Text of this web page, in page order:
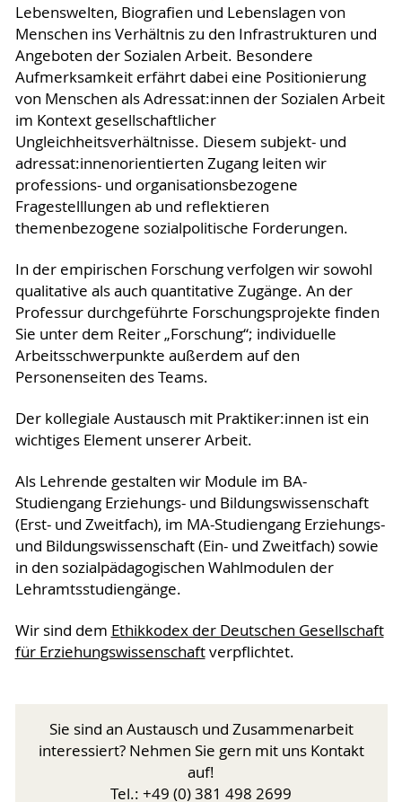
Lebenswelten, Biografien und Lebenslagen von
Menschen ins Verhältnis zu den Infrastrukturen und
Angeboten der Sozialen Arbeit. Besondere
Aufmerksamkeit erfährt dabei eine Positionierung
von Menschen als Adressat:innen der Sozialen Arbeit
im Kontext gesellschaftlicher
Ungleichheitsverhältnisse. Diesem subjekt- und
adressat:innenorientierten Zugang leiten wir
professions- und organisationsbezogene
Fragestelllungen ab und reflektieren
themenbezogene sozialpolitische Forderungen.
In der empirischen Forschung verfolgen wir sowohl
qualitative als auch quantitative Zugänge. An der
Professur durchgeführte Forschungsprojekte finden
Sie unter dem Reiter „Forschung“; individuelle
Arbeitsschwerpunkte außerdem auf den
Personenseiten des Teams.
Der kollegiale Austausch mit Praktiker:innen ist ein
wichtiges Element unserer Arbeit.
Als Lehrende gestalten wir Module im BA-
Studiengang Erziehungs- und Bildungswissenschaft
(Erst- und Zweitfach), im MA-Studiengang Erziehungs-
und Bildungswissenschaft (Ein- und Zweitfach) sowie
in den sozialpädagogischen Wahlmodulen der
Lehramtsstudiengänge.
Wir sind dem Ethikkodex der Deutschen Gesellschaft
für Erziehungswissenschaftverpflichtet.
Sie sind an Austausch und Zusammenarbeit
interessiert? Nehmen Sie gern mit uns Kontakt
auf!
Tel.: +49 (0) 381 498 2699